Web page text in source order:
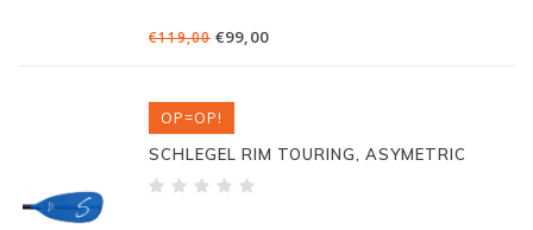
€119,00 €99,00
OP=OP!
SCHLEGEL RIM TOURING, ASYMETRIC